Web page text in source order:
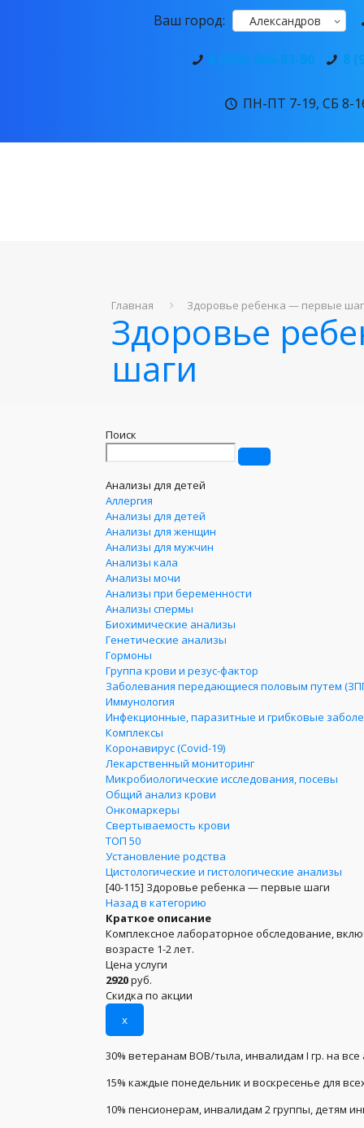
Ваш город: Александров
8 (920) 906-83-80 8
ПН-ПТ 7-19, СБ 8-
Главная Здоровье ребенка — первые
Здоровье
шаги
Поиск
Анализы для детей
Аллергия
Анализы для детей
Анализы для женщин
Анализы для мужчин
Анализы кала
Анализы мочи
Анализы при беременности
Анализы спермы
Биохимические анализы
Генетические анализы
Гормоны
Группа крови и резус-фактор
Заболевания передающиеся половым путем
Иммунология
Инфекционные, паразитные и грибковые
Комплексы
Коронавирус (Covid-19)
Лекарственный мониторинг
Микробиологические исследования, посевы
Общий анализ крови
Онкомаркеры
Свертываемость крови
ТОП 50
Установление родства
Цистологические и гистологические анализы
[40-115] Здоровье ребенка — первые шаги
Назад в категорию
Краткое описание
Комплексное лабораторное обследование,
возрасте 1-2 лет.
Цена услуги
2920руб.
Скидка по акции
x
30% ветеранам ВОВ/тыла, инвалидам I гр. на
15% каждые понедельник и воскресенье для
10% пенсионерам, инвалидам 2 группы, детям